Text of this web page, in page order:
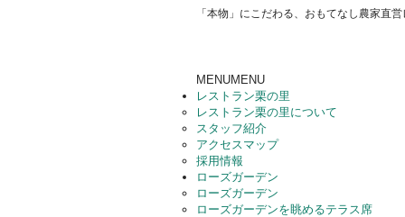
「本物」にこだわる、おもてなし農家直
MENUMENU
レストラン栗の里
レストラン栗の里について
スタッフ紹介
アクセスマップ
採用情報
ローズガーデン
ローズガーデン
ローズガーデンを眺めるテラス席